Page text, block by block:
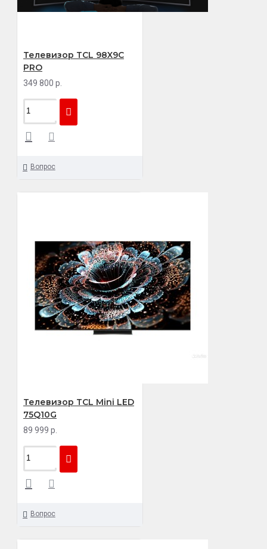
Телевизор TCL 98X9C
PRO
349 800 р.
Вопрос
Телевизор TCL Mini LED
75Q10G
89 999 р.
Вопрос